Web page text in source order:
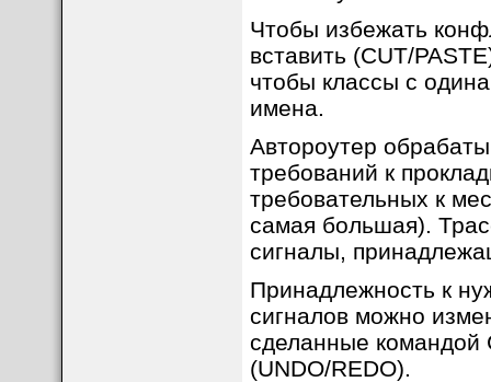
Чтобы избежать
вставить (CUT/
чтобы классы с
имена.
Автороутер
требований к
требовательных к
самая большая).
сигналы,
Принадлежность к
сигналов можно
сделанные командой
(UNDO/REDO).